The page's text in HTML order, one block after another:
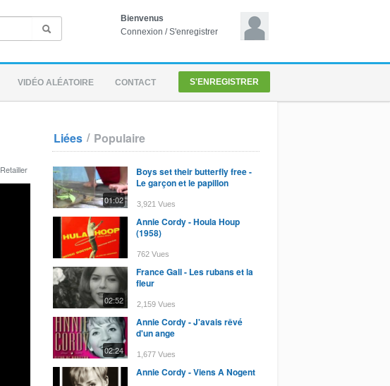
Bienvenus
Connexion /S'enregistrer
VIDÉO ALÉATOIRE CONTACT S'ENREGISTRER
Retailler
Liées / Populaire
01:02
Boys set their butterfly free -
Le garçon et le papillon
3,921 Vues
Annie Cordy - Houla Houp
(1958)
762 Vues
02:52
France Gall - Les rubans et la
fleur
2,159 Vues
02:24
Annie Cordy - J'avais rêvé
d'un ange
1,677 Vues
Annie Cordy - Viens A Nogent